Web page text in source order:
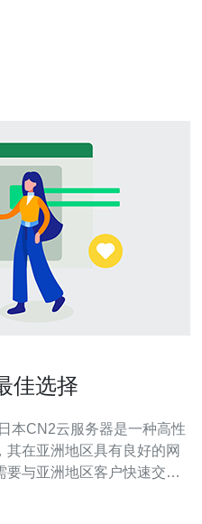
佳选择
在亚洲地区具有良好的网
与亚洲地区客户快速交互
网络，可以实现与中国、